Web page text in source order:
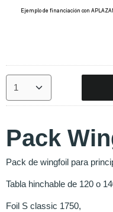
Pack
Pack de wingfoil para
Tabla hinchable de 120 o
Foil S classic 1750,